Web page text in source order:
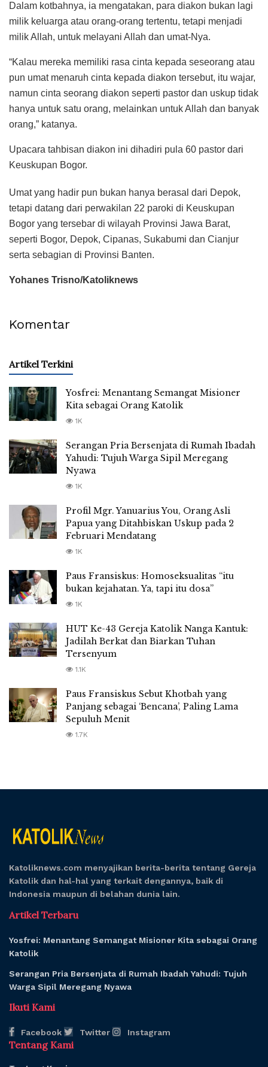
Dalam kotbahnya, ia mengatakan, para diakon bukan lagi
milik keluarga atau orang-orang tertentu, tetapi menjadi
milik Allah, untuk melayani Allah dan umat-Nya.
“Kalau mereka memiliki rasa cinta kepada seseorang atau
pun umat menaruh cinta kepada diakon tersebut, itu wajar,
namun cinta seorang diakon seperti pastor dan uskup tidak
hanya untuk satu orang, melainkan untuk Allah dan banyak
orang,” katanya.
Upacara tahbisan diakon ini dihadiri pula 60 pastor dari
Keuskupan Bogor.
Umat yang hadir pun bukan hanya berasal dari Depok,
tetapi datang dari perwakilan 22 paroki di Keuskupan
Bogor yang tersebar di wilayah Provinsi Jawa Barat,
seperti Bogor, Depok, Cipanas, Sukabumi dan Cianjur
serta sebagian di Provinsi Banten.
Yohanes Trisno/Katoliknews
Komentar
Artikel Terkini
Yosfrei: Menantang Semangat Misioner
Kita sebagai Orang Katolik
1K
Serangan Pria Bersenjata di Rumah Ibadah
Yahudi: Tujuh Warga Sipil Meregang
Nyawa
1K
Profil Mgr. Yanuarius You, Orang Asli
Papua yang Ditahbiskan Uskup pada 2
Februari Mendatang
1K
Paus Fransiskus: Homoseksualitas “itu
bukan kejahatan. Ya, tapi itu dosa”
1K
HUT Ke-43 Gereja Katolik Nanga Kantuk:
Jadilah Berkat dan Biarkan Tuhan
Tersenyum
1.1K
Paus Fransiskus Sebut Khotbah yang
Panjang sebagai ‘Bencana’, Paling Lama
Sepuluh Menit
1.7K
Katoliknews.com menyajikan berita-berita tentang Gereja
Katolik dan hal-hal yang terkait dengannya, baik di
Indonesia maupun di belahan dunia lain.
Artikel Terbaru
Yosfrei: Menantang Semangat Misioner Kita sebagai Orang
Katolik
Serangan Pria Bersenjata di Rumah Ibadah Yahudi: Tujuh
Warga Sipil Meregang Nyawa
Ikuti Kami
Facebook Twitter Instagram
Tentang Kami